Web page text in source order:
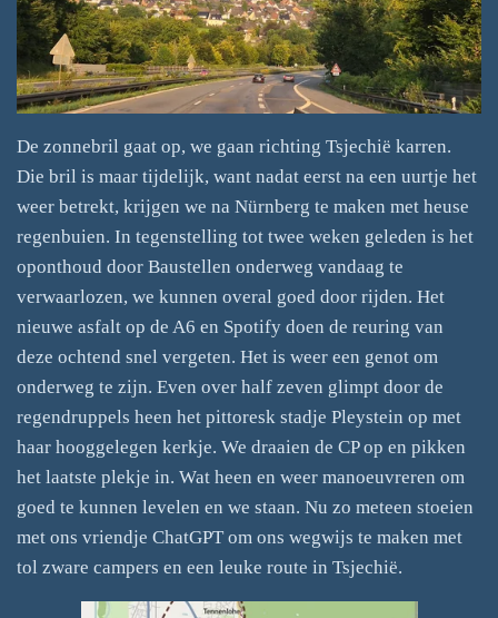
De zonnebril gaat op, we gaan richting Tsjechië karren.
Die bril is maar tijdelijk, want nadat eerst na een uurtje het
weer betrekt, krijgen we na Nürnberg te maken met heuse
regenbuien. In tegenstelling tot twee weken geleden is het
oponthoud door Baustellen onderweg vandaag te
verwaarlozen, we kunnen overal goed door rijden. Het
nieuwe asfalt op de A6 en Spotify doen de reuring van
deze ochtend snel vergeten. Het is weer een genot om
onderweg te zijn. Even over half zeven glimpt door de
regendruppels heen het pittoresk stadje Pleystein op met
haar hooggelegen kerkje. We draaien de CP op en pikken
het laatste plekje in. Wat heen en weer manoeuvreren om
goed te kunnen levelen en we staan. Nu zo meteen stoeien
met ons vriendje ChatGPT om ons wegwijs te maken met
tol zware campers en een leuke route in Tsjechië.